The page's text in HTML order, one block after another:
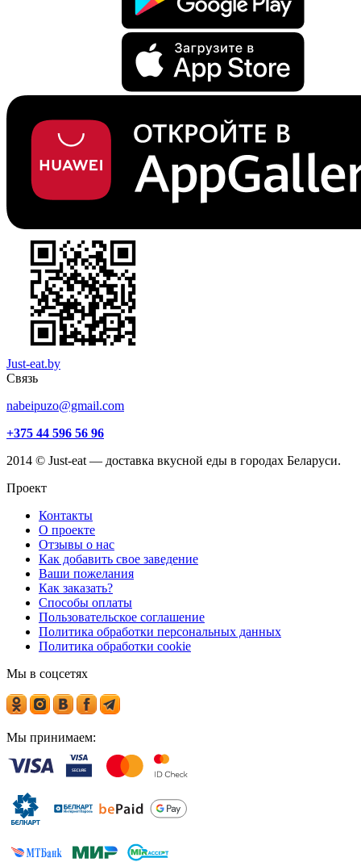
Just-eat.by
Связь
nabeipuzo@gmail.com
+375 44 596 56 96
2014 © Just-eat — доставка вкусной еды в городах Беларуси.
Проект
Контакты
О проекте
Отзывы о нас
Как добавить свое заведение
Ваши пожелания
Как заказать?
Способы оплаты
Пользовательское соглашение
Политика обработки персональных данных
Политика обработки cookie
Мы в соцсетях
Мы принимаем: